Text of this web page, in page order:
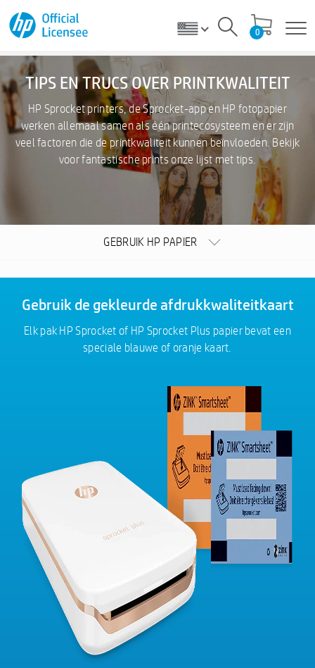
0
TIPS EN TRUCS OVER PRINTKWALITEIT
HP Sprocket printers, de Sprocket-app en HP fotopapier
werken allemaal samen als één printecosysteem en er zijn
veel factoren die de printkwaliteit kunnen beïnvloeden. Bekijk
voor fantastische prints onze lijst met tips.
GEBRUIK HP PAPIER
Gebruik de gekleurde afdrukkwaliteitkaart
Elk pak HP Sprocket of HP Sprocket Plus papier bevat een
speciale blauwe of oranje kaart.